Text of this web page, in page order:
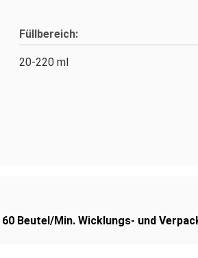
Füllbereich:
20-220 ml
60 Beutel/Min. Wicklungs- und